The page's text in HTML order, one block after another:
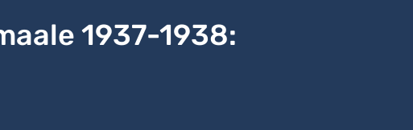
1937-1938: